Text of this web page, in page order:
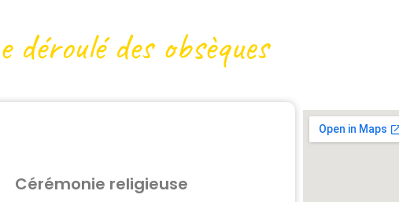
déroulé des obsèques
Cérémonie religieuse